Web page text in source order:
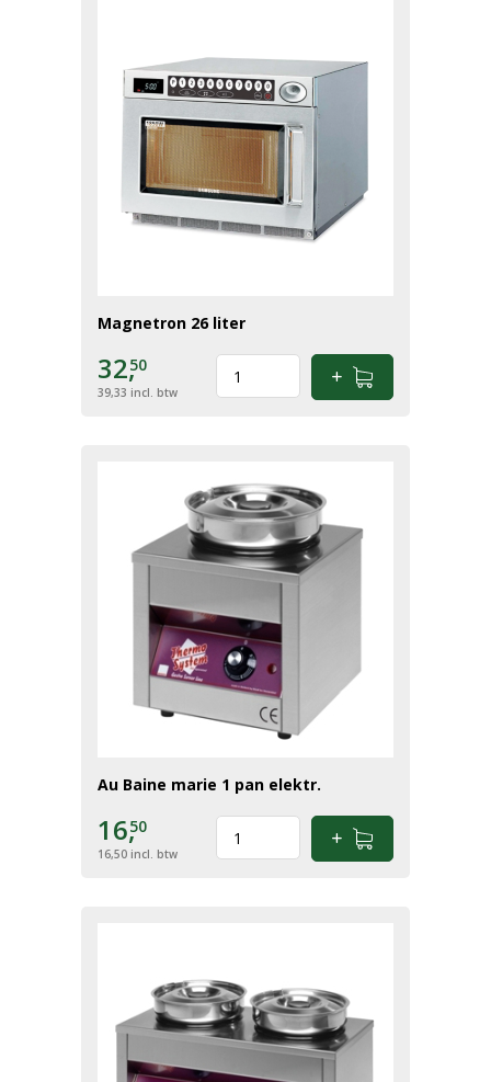
Magnetron 26 liter
32,50
39,33 incl. btw
Au Baine marie 1 pan elektr.
16,50
16,50 incl. btw